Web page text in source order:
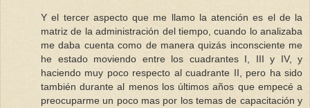
Y el tercer aspecto que me llamo la atención es el de la
matriz de la administración del tiempo, cuando lo analizaba
me daba cuenta como de manera quizás inconsciente me
he estado moviendo entre los cuadrantes I, III y IV, y
haciendo muy poco respecto al cuadrante II, pero ha sido
también durante al menos los últimos años que empecé a
preocuparme un poco mas por los temas de capacitación y